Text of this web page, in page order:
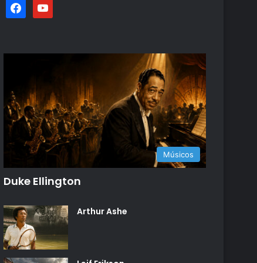
facebookyoutube
Músicos
Duke Ellington
Arthur Ashe